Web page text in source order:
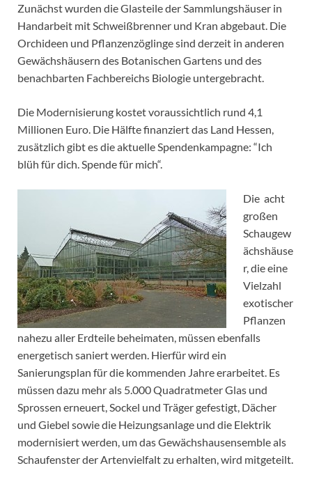
Zunächst wurden die Glasteile der Sammlungshäuser in
Handarbeit mit Schweißbrenner und Kran abgebaut. Die
Orchideen und Pflanzenzöglinge sind derzeit in anderen
Gewächshäusern des Botanischen Gartens und des
benachbarten Fachbereichs Biologie untergebracht.
Die Modernisierung kostet voraussichtlich rund 4,1
Millionen Euro. Die Hälfte finanziert das Land Hessen,
zusätzlich gibt es die aktuelle Spendenkampagne: “Ich
blüh für dich. Spende für mich“.
Die acht
großen
Schaugew
ächshäuse
r, die eine
Vielzahl
exotischer
Pflanzen
nahezu aller Erdteile beheimaten, müssen ebenfalls
energetisch saniert werden. Hierfür wird ein
Sanierungsplan für die kommenden Jahre erarbeitet. Es
müssen dazu mehr als 5.000 Quadratmeter Glas und
Sprossen erneuert, Sockel und Träger gefestigt, Dächer
und Giebel sowie die Heizungsanlage und die Elektrik
modernisiert werden, um das Gewächshausensemble als
Schaufenster der Artenvielfalt zu erhalten, wird mitgeteilt.